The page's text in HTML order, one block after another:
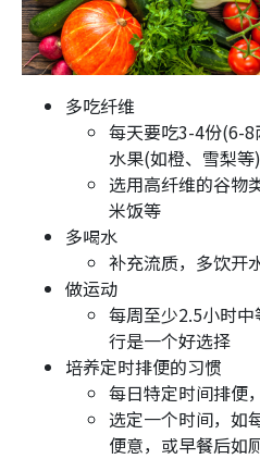
多吃纤维
每天要吃3-4份(6-
水果(如橙、雪梨等)
选用高纤维的谷物
米饭等
多喝水
补充流质，多饮开
做运动
每周至少2.5小时
行是一个好选择
培养定时排便的习惯
每日特定时间排便
选定一个时间，如
便意，或早餐后如